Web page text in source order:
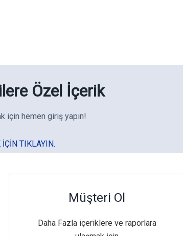
Özel İçerik
için hemen giriş yapın!
TIKLAYIN.
Müşteri Ol
Daha Fazla içeriklere ve raporlara